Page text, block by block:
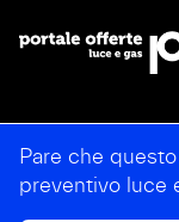
Pare che
preventivo luce